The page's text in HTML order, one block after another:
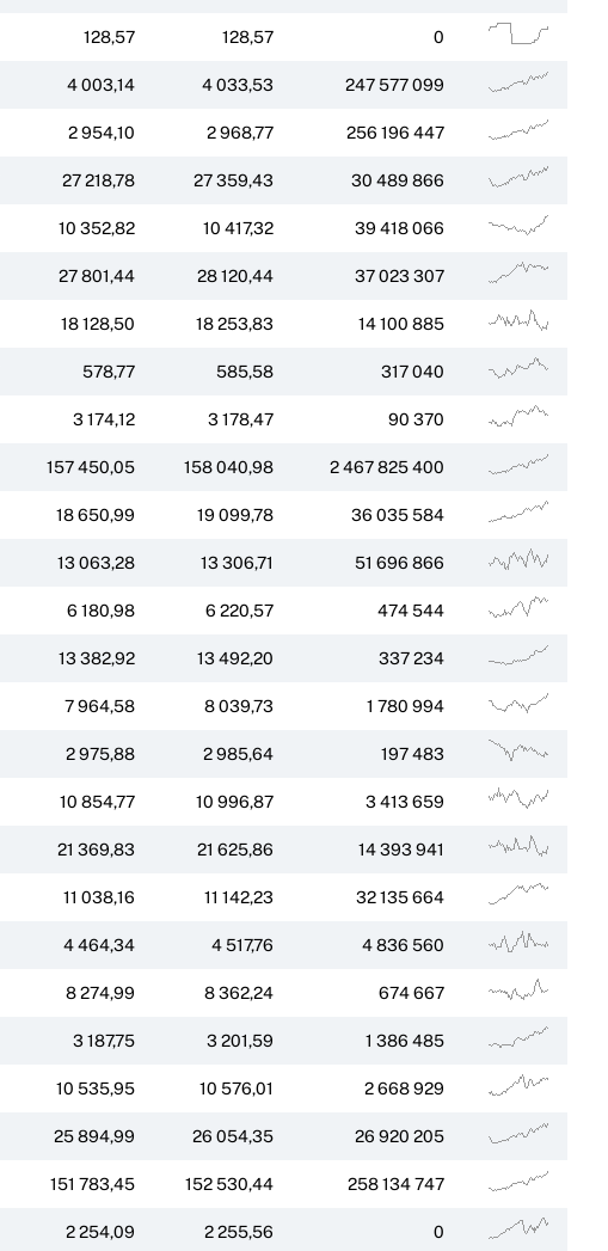
128,57 128,57 0
4 003,14 4 033,53 247 577 099
2 954,10 2 968,77 256 196 447
27 218,78 27 359,43 30 489 866
10 352,82 10 417,32 39 418 066
27 801,44 28 120,44 37 023 307
18 128,50 18 253,83 14 100 885
578,77 585,58 317 040
3 174,12 3 178,47 90 370
157 450,05 158 040,98 2 467 825 400
18 650,99 19 099,78 36 035 584
13 063,28 13 306,71 51 696 866
6 180,98 6 220,57 474 544
13 382,92 13 492,20 337 234
7 964,58 8 039,73 1 780 994
2 975,88 2 985,64 197 483
10 854,77 10 996,87 3 413 659
21 369,83 21 625,86 14 393 941
11 038,16 11 142,23 32 135 664
4 464,34 4 517,76 4 836 560
8 274,99 8 362,24 674 667
3 187,75 3 201,59 1 386 485
10 535,95 10 576,01 2 668 929
25 894,99 26 054,35 26 920 205
151 783,45 152 530,44 258 134 747
2 254,09 2 255,56 0